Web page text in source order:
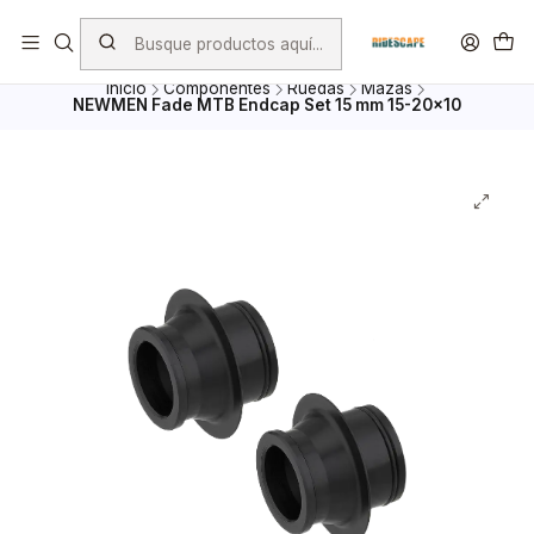
Envio Gratis por compras superiores a $ 100.000.- excepto
Bicicletas, porta Bicicletas y Mayoristas
Inicio Componentes Ruedas
Mazas
NEWMEN Fade MTB Endcap Set 15 mm 15-20x10